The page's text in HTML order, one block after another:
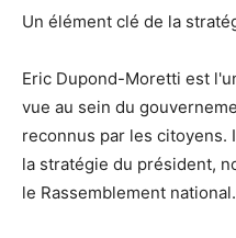
Un élément clé de la
Eric Dupond-Moretti est
vue au sein du
reconnus par les citoyens.
la stratégie du président,
le Rassemblement national.